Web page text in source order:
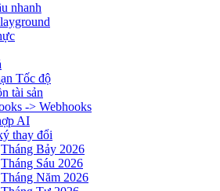
nhanh
Tốc độ
tài sản
-> Webhooks
AI
thay đổi
Tháng Bảy 2026
Tháng Sáu 2026
Tháng Năm 2026